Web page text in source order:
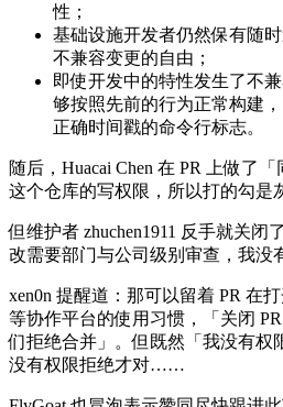
性；
基础设施开发者仍然保有随
不兼容变更的自由；
即使开发中的特性发生了不
够按照先前的行为正常构建
正确时间戳的命令行标志。
随后，Huacai Chen 在 PR 上做了
这个仓库的写权限，所以打的勾是
但维护者 zhuchen1911 反手就关闭
改需要部门与公司级别审查，我没
xen0n 提醒道：那可以留着 PR 在
等协作平台的使用习惯，「关闭
们拒绝合并」。但既然「我没有权
没有权限拒绝才对……